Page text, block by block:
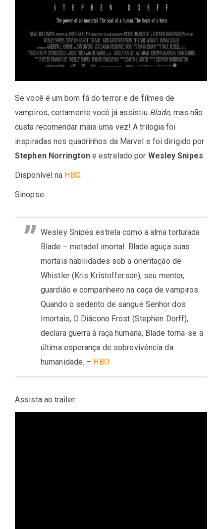
Se você é um bom fã do terror e de filmes de
vampiros, certamente você já assistiu Blade, mas não
custa recomendar mais uma vez! A trilogia foi
inspiradas nos quadrinhos da Marvel e foi dirigido por
Stephen Norringtone estrelado por Wesley Snipes.
Disponível na HBO.
Sinopse:
Wesley Snipes estrela como a alma torturada
Blade – metadel imortal. Blade aguça suas
mortais habilidades sob a orientação de
Whistler (Kris Kristofferson), seu mentor,
guardião e companheiro na caça de vampiros.
Quando o sedento de sangue Senhor dos
Imortais, O Diácono Frost (Stephen Dorff),
declara guerra à raça humana, Blade torna-se a
última esperança de sobrevivência da
humanidade. – HBO
Assista ao trailer: